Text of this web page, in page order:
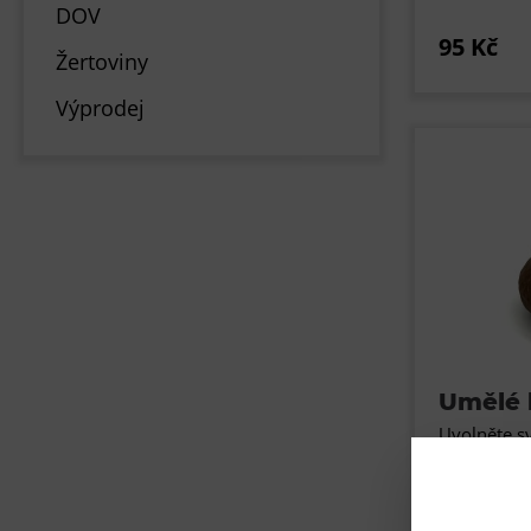
DOV
Žertoviny
Výprodej
95 Kč
Umělé
Uvolněte
hovínka!